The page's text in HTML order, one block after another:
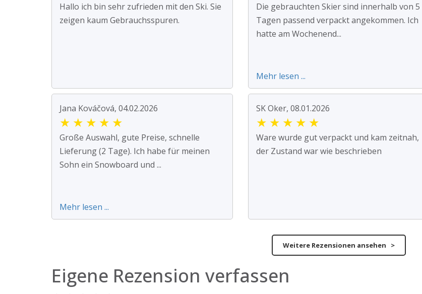
Hallo ich bin sehr zufrieden mit den Ski. Sie
zeigen kaum Gebrauchsspuren.
Die gebrauchten Skier sind innerhalb von 5
Tagen passend verpackt angekommen. Ich
hatte am Wochenend...
Mehr lesen ...
Jana Kováčová, 04.02.2026
★ ★ ★ ★ ★
Große Auswahl, gute Preise, schnelle
Lieferung (2 Tage). Ich habe für meinen
Sohn ein Snowboard und ...
Mehr lesen ...
SK Oker, 08.01.2026
★ ★ ★ ★ ★
Ware wurde gut verpackt und kam zeitnah,
der Zustand war wie beschrieben
Weitere Rezensionen ansehen >
Eigene Rezension verfassen